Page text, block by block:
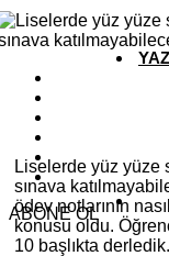
ABONE OL
Liselerde yüz yüze
sınava
ödev notlarının
konusu oldu.
10 başlıkta derledik.